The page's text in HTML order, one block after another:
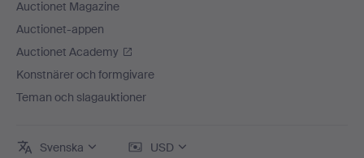
Auctionet Magazine
Auctionet-appen
Auctionet Academy
Konstnärer och formgivare
Teman och slagauktioner
Svenska USD